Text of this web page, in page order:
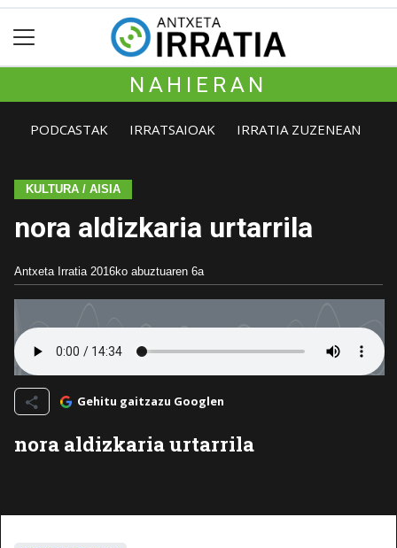
NAHIERAN
PODCASTAK IRRATSAIOAK IRRATIA ZUZENEAN
KULTURA / AISIA
nora aldizkaria urtarrila
Antxeta Irratia 2016ko abuztuaren 6a
Gehitu gaitzazu Googlen
nora aldizkaria urtarrila